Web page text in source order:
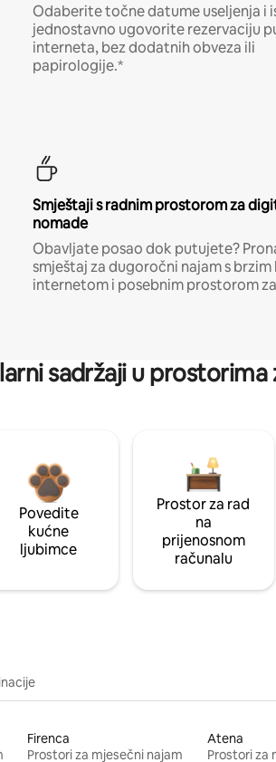
Odaberite točne datume useljenja i
jednostavno ugovorite rezervaciju
interneta, bez dodatnih obveza ili
papirologije.*
Smještaji s radnim prostorom za
nomade
Obavljate posao dok putujete?
smještaj za dugoročni najam s
internetom i posebnim prostorom
sadržaji u prostorima
Povedite
kućne
ljubimce
Prostor za rad
na
prijenosnom
računalu
Firenca
Prostori za mjesečni najam
Atena
Prostori za